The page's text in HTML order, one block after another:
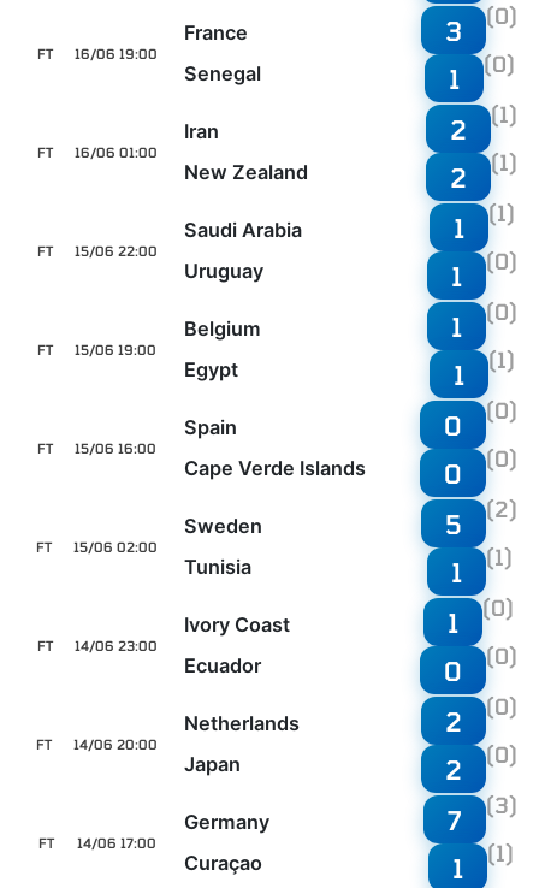
16/06 19:00
FT
France
Senegal
3 (0)
1 (0)
16/06 01:00
FT
Iran
New Zealand
2 (1)
2 (1)
15/06 22:00
FT
Saudi Arabia
Uruguay
1 (1)
1 (0)
15/06 19:00
FT
Belgium
Egypt
1 (0)
1 (1)
15/06 16:00
FT
Spain
Cape Verde Islands
0 (0)
0 (0)
15/06 02:00
FT
Sweden
Tunisia
5 (2)
1 (1)
14/06 23:00
FT
Ivory Coast
Ecuador
1 (0)
0 (0)
14/06 20:00
FT
Netherlands
Japan
2 (0)
2 (0)
14/06 17:00
FT
Germany
Curaçao
7 (3)
1 (1)